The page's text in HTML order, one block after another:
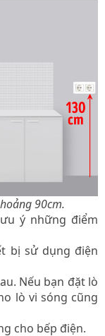
90cm.
ý những điểm
bị sử dụng điện
Nếu bạn đặt lò
lò vi sóng cũng
cho bếp điện.